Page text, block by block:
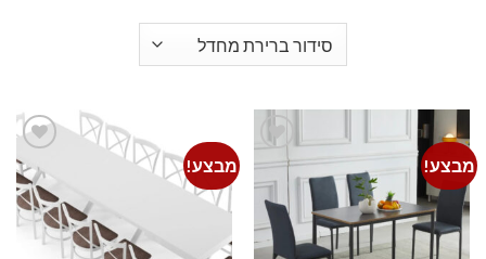
מבצע!
Add to
wishlist
מבצע!
Add to
wishlist